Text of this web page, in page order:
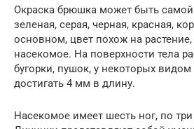
Окраска брюшка может быть
зеленая, серая, черная, красная,
основном, цвет похож на
насекомое. На поверхности тела
бугорки, пушок, у некоторых
достигать 4 мм в длину.
Насекомое имеет шесть ног, по